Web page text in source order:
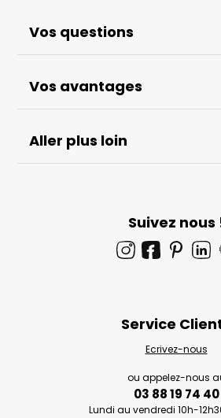
Vos questions
Vos avantages
Aller plus loin
Suivez nous
Service
Ecrivez-nous
ou appelez-nous
03 88 19 74 40
Lundi au vendredi 10h-